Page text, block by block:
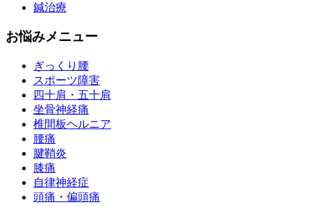
鍼治療
お悩みメニュー
ぎっくり腰
スポーツ障害
四十肩・五十肩
坐骨神経痛
椎間板ヘルニア
腰痛
腱鞘炎
膝痛
自律神経症
頭痛・偏頭痛